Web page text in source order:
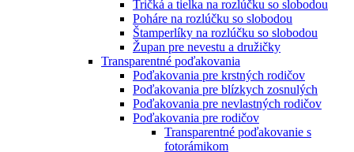
Tričká a tielka na rozlúčku so slobodou
Poháre na rozlúčku so slobodou
Štamperlíky na rozlúčku so slobodou
Župan pre nevestu a družičky
Transparentné poďakovania
Poďakovania pre krstných rodičov
Poďakovania pre blízkych zosnulých
Poďakovania pre nevlastných rodičov
Poďakovania pre rodičov
Transparentné poďakovanie s
fotorámikom